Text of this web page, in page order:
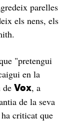
parelles
els nens, els
"pretengui
en la
de Vox, a
de la seva
criticat que